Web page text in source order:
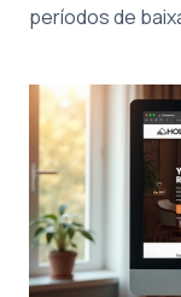
períodos de